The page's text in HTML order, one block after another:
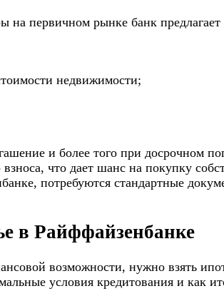
на первичном рынке банк
недвижимости;
и более того при досрочном
взноса, что дает шанс на покупку
потребуются стандартные
в Райффайзенбанке
возможности, нужно взять
условия кредитования и как